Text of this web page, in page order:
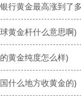
行黄金最高涨到了
黄金杆什么意思啊)
黄金纯度怎么样)
什么地方收黄金的)